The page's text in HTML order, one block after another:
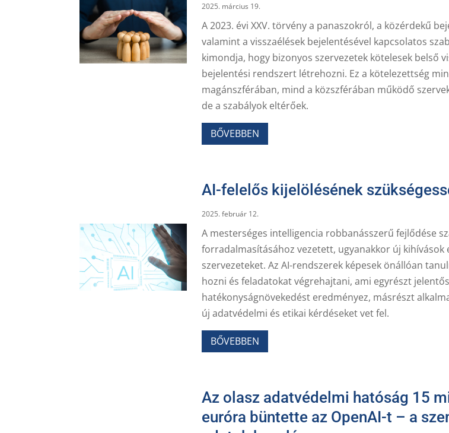
2025. március 19.
A 2023. évi XXV. törvény a panaszokról, a közérdekű
valamint a visszaélések bejelentésével kapcsolatos
kimondja, hogy bizonyos szervezetek kötelesek belső
bejelentési rendszert létrehozni. Ez a kötelezettség
magánszférában, mind a közszférában működő
de a szabályok eltérőek.
BŐVEBBEN
AI-felelős kijelölésének
2025. február 12.
A mesterséges intelligencia robbanásszerű fejlődése
forradalmasításához vezetett, ugyanakkor új kihívások
szervezeteket. Az AI-rendszerek képesek önállóan
hozni és feladatokat végrehajtani, ami egyrészt jelentős
hatékonyságnövekedést eredményez, másrészt
új adatvédelmi és etikai kérdéseket vet fel.
BŐVEBBEN
Az olasz adatvédelmi hatóság 15
euróra büntette az OpenAI-t – a